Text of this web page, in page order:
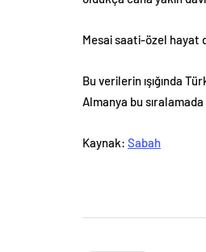
Mesai saati-özel hayat
Bu verilerin ışığında
Almanya bu sıralamada
Kaynak: Sabah